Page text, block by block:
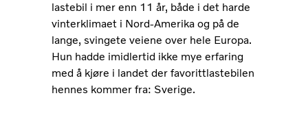
lastebil i mer enn 11 år, både i det harde
vinterklimaet i Nord-Amerika og på de
lange, svingete veiene over hele Europa.
Hun hadde imidlertid ikke mye erfaring
med å kjøre i landet der favorittlastebilen
hennes kommer fra: Sverige.